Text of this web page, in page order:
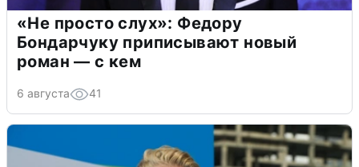
«Не просто слух»: Федору
Бондарчуку приписывают новый
роман — с кем
6 августа 41